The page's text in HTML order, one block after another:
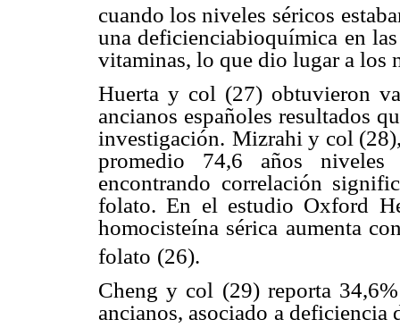
cuando los niveles séricos
una deficienciabioquímica en
vitaminas, lo que dio lugar a los
Huerta y col (27) obtuvieron
ancianos españoles resultados
investigación. Mizrahi y col
promedio 74,6 años
encontrando correlación
folato. En el estudio Oxford
homocisteína sérica aumenta
folato (26).
Cheng y col (29) reporta
ancianos, asociado a deficiencia